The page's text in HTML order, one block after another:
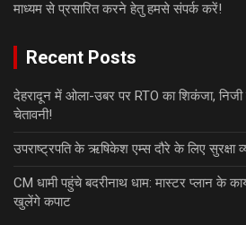
माध्यम से प्रसारित करने हेतु हमसे संपर्क करें!
Recent Posts
देहरादून में ओला-उबर पर RTO का शिकंजा, निजी
चेतावनी!
उपराष्ट्रपति के ऋषिकेश एम्स दौरे के लिए सुरक्षा
CM धामी पहुंचे बदरीनाथ धाम: मास्टर प्लान के
खुलेंगे कपाट